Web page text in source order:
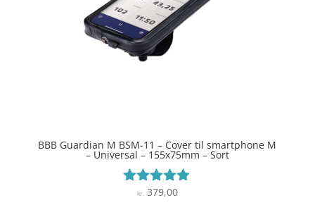
BBB Guardian M BSM-11 – Cover til smartphone M
– Universal – 155x75mm – Sort
Vurderet
kr.379,00